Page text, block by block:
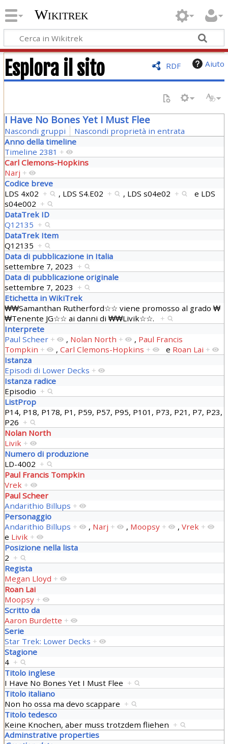
Wikitrek
RDF Aiuto
Esplora il sito
I Have No Bones Yet I Must Flee
Nascondi gruppi
Nascondi proprietà in entrata
Anno della timeline
Timeline 2381 +
Carl Clemons-Hopkins
Narj +
Codice breve
LDS 4x02 + , LDS S4.E02 + , LDS s04e02 + e LDS
s04e002 +
DataTrek ID
Q12135 +
DataTrek Item
Q12135 +
Data di pubblicazione in Italia
settembre 7, 2023 +
Data di pubblicazione originale
settembre 7, 2023 +
Etichetta in WikiTrek
₩₩Samanthan Rutherford☆☆ viene promosso al grado ₩
₩Tenente JG☆☆ ai danni di ₩₩Livik☆☆. +
Interprete
Paul Scheer + , Nolan North + , Paul Francis
Tompkin + , Carl Clemons-Hopkins + e Roan Lai +
Istanza
Episodi di Lower Decks +
Istanza radice
Episodio +
ListProp
P14, P18, P178, P1, P59, P57, P95, P101, P73, P21, P7, P23,
P26 +
Nolan North
Livik +
Numero di produzione
LD-4002 +
Paul Francis Tompkin
Vrek +
Paul Scheer
Andarithio Billups +
Personaggio
Andarithio Billups + , Narj + , Moopsy + , Vrek +
e Livik +
Posizione nella lista
2 +
Regista
Megan Lloyd +
Roan Lai
Moopsy +
Scritto da
Aaron Burdette +
Serie
Star Trek: Lower Decks +
Stagione
4 +
Titolo inglese
I Have No Bones Yet I Must Flee +
Titolo italiano
Non ho ossa ma devo scappare +
Titolo tedesco
Keine Knochen, aber muss trotzdem fliehen +
Adminstrative properties